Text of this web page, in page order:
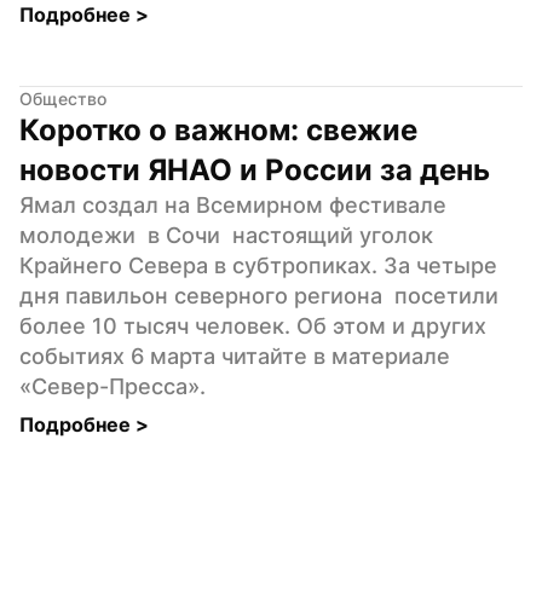
Подробнее >
Общество
Коротко о важном: свежие
новости ЯНАО и России за день
Ямал создал на Всемирном фестивале
молодежи  в Сочи  настоящий уголок
Крайнего Севера в субтропиках. За четыре
дня павильон северного региона  посетили
более 10 тысяч человек. Об этом и других
событиях 6 марта читайте в материале
«Север-Пресса».
Подробнее >